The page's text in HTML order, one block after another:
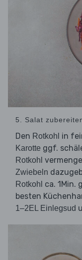
5. Salat
Den Rotkohl in
Karotte ggf.
Rotkohl
Zwiebeln
Rotkohl ca. 1Min.
besten
1–2EL Einlegsud